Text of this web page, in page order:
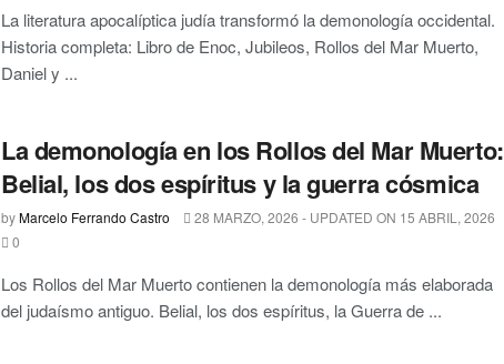
La literatura apocalíptica judía transformó la demonología occidental.
Historia completa: Libro de Enoc, Jubileos, Rollos del Mar Muerto,
Daniel y ...
La demonología en los Rollos del Mar Muerto:
Belial, los dos espíritus y la guerra cósmica
byMarcelo Ferrando Castro
28 MARZO, 2026 - UPDATED ON 15 ABRIL, 2026
0
Los Rollos del Mar Muerto contienen la demonología más elaborada
del judaísmo antiguo. Belial, los dos espíritus, la Guerra de ...